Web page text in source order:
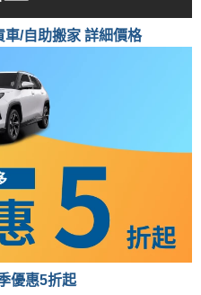
車/自助搬家 詳細價格
優惠5折起